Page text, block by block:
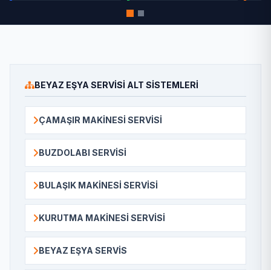
BEYAZ EŞYA SERVISI ALT SISTEMLERI
ÇAMAŞIR MAKINESI SERVISI
BUZDOLABI SERVISI
BULAŞIK MAKINESI SERVISI
KURUTMA MAKINESI SERVISI
BEYAZ EŞYA SERVIS